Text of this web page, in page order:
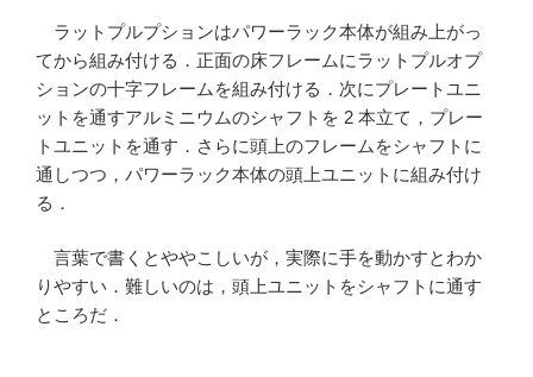
ラットプルプションはパワーラック本体が組み上がっ
てから組み付ける．正面の床フレームにラットプルオプ
ションの十字フレームを組み付ける．次にプレートユニ
ットを通すアルミニウムのシャフトを 2 本立て，プレー
トユニットを通す．さらに頭上のフレームをシャフトに
通しつつ，パワーラック本体の頭上ユニットに組み付け
る．
言葉で書くとややこしいが，実際に手を動かすとわか
りやすい．難しいのは，頭上ユニットをシャフトに通す
ところだ．